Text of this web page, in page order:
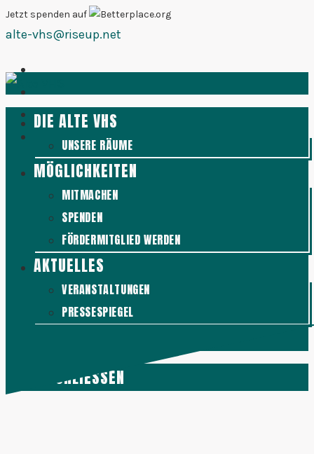
Zum
Inhalt
Jetzt spenden auf
alte-vhs@riseup.net
DIE ALTE VHS
UNSERE RÄUME
MÖGLICHKEITEN
MITMACHEN
SPENDEN
FÖRDERMITGLIED WERDEN
AKTUELLES
VERANSTALTUNGEN
PRESSESPIEGEL
SCHLIESSEN